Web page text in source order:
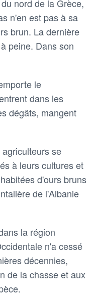
nord de la Grèce,
n'en est pas à sa
brun. La dernière
peine. Dans son
le
dans les
dégâts, mangent
se
à leurs cultures et
d'ours bruns
de l'Albanie
la région
n'a cessé
décennies,
de la chasse et aux